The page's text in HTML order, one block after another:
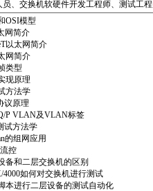
员、交换机软硬件开发工程师、测试工
OSI模型
网简介
以太网简介
网简介
类型
现原理
方法学
议原理
P VLAN及VLAN标签
试方法学
的组网应用
控
备和二层交换机的区别
4000如何对交换机进行测试
本进行二层设备的测试自动化